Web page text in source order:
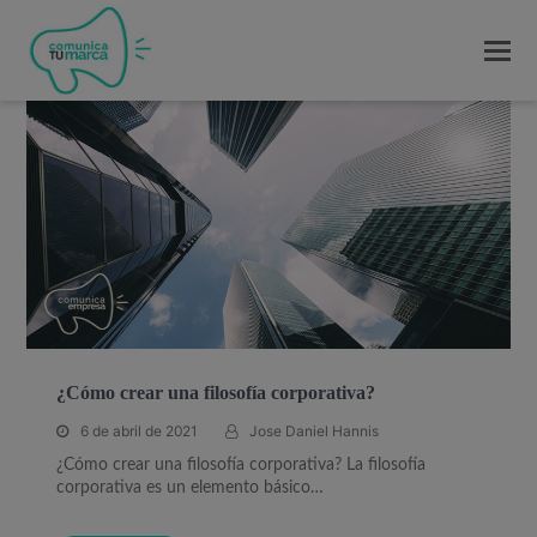
¿Cómo crear una filosofía corporativa?
6 de abril de 2021 Jose Daniel Hannis
¿Cómo crear una filosofía corporativa? La filosofía
corporativa es un elemento básico…